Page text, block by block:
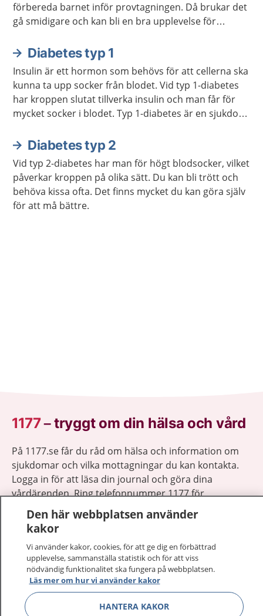
förbereda barnet inför provtagningen. Då brukar det
gå smidigare och kan bli en bra upplevelse för
Diabetes typ 1
Insulin är ett hormon som behövs för att cellerna ska
kunna ta upp socker från blodet. Vid typ 1-diabetes
har kroppen slutat tillverka insulin och man får för
mycket socker i blodet. Typ 1-diabetes är en sjukdom
insulin och kontrollera blodsockret regelbundet.
Diabetes typ 2
Vid typ 2-diabetes har man för högt blodsocker, vilket
påverkar kroppen på olika sätt. Du kan bli trött och
behöva kissa ofta. Det finns mycket du kan göra själv
för att må bättre.
1177–tryggt om din hälsa och vård
På 1177.se får du råd om hälsa och information om
sjukdomar och vilka mottagningar du kan kontakta.
Logga in för att läsa din journal och göra dina
vårdärenden. Ring telefonnummer 1177 för
sjukvårdsrådgivning dygnet runt.
1177 ger dig råd när du vill må bättre.
1177 på flera språk Visa
Den här webbplatsen använder
kakor
Vi använder kakor, cookies, för att ge dig en förbättrad
upplevelse, sammanställa statistik och för att viss
nödvändig funktionalitet ska fungera på webbplatsen.
Läs mer om hur vi använder kakor
HANTERA KAKOR